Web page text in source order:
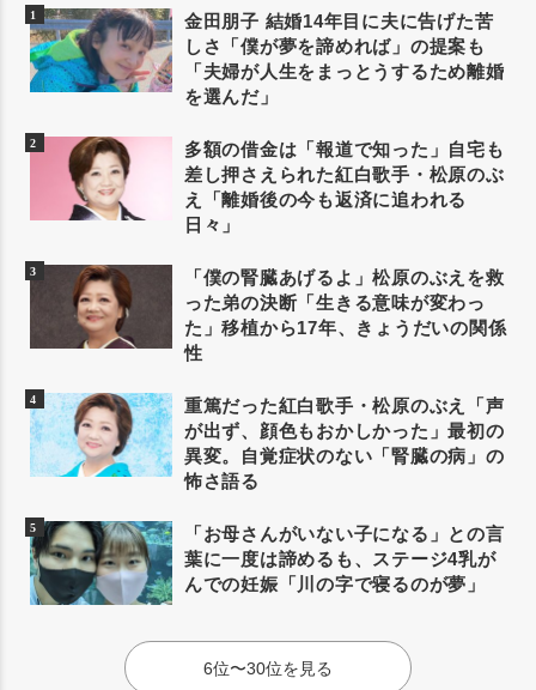
金田朋子 結婚14年目に夫に告げた苦
しさ「僕が夢を諦めれば」の提案も
「夫婦が人生をまっとうするため離婚
を選んだ」
多額の借金は「報道で知った」自宅も
差し押さえられた紅白歌手・松原のぶ
え「離婚後の今も返済に追われる
日々」
「僕の腎臓あげるよ」松原のぶえを救
った弟の決断「生きる意味が変わっ
た」移植から17年、きょうだいの関係
性
重篤だった紅白歌手・松原のぶえ「声
が出ず、顔色もおかしかった」最初の
異変。自覚症状のない「腎臓の病」の
怖さ語る
「お母さんがいない子になる」との言
葉に一度は諦めるも、ステージ4乳が
んでの妊娠「川の字で寝るのが夢」
6位〜30位を見る